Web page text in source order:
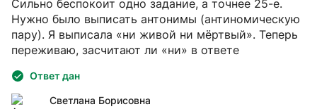
Сильно беспокоит одно задание, а точнее 25-е.
Нужно было выписать антонимы (антиномическую
пару). Я выписала «ни живой ни мёртвый». Теперь
переживаю, засчитают ли «ни» в ответе
Ответ дан
Светлана Борисовна